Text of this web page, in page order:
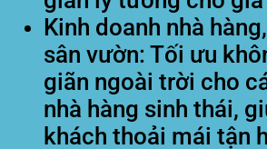
Kinh doanh nhà
sân vườn: Tối ưu
giãn ngoài trời cho
nhà hàng sinh thái,
khách thoải mái tận